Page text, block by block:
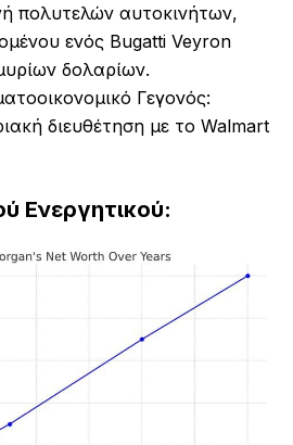
πολυτελών αυτοκινήτων,
ενός Bugatti Veyron
δολαρίων.
Γεγονός:
διευθέτηση με το Walmart
Ενεργητικού: